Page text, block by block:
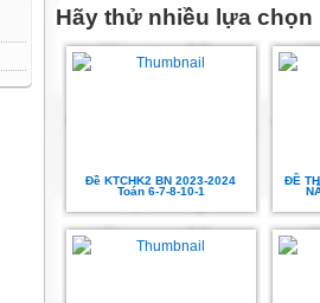
Hãy thử nhiều lựa chọn
Đề KTCHK2 BN 2023-2024
Toán 6-7-8-10-1
ĐỀ